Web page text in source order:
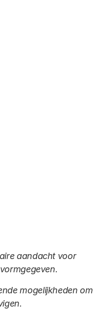
Digitale toekomst
om meer
en ongewenste
aandacht voor
mogelijkheden om